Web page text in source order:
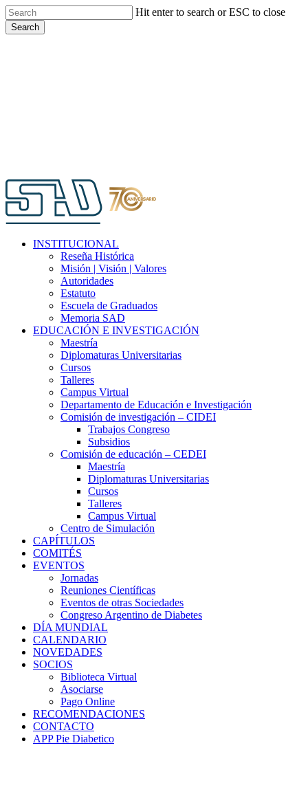
Skip
to
main
Hit enter to search or ESC to close
Search
Menu
INSTITUCIONAL
Reseña Histórica
Misión | Visión | Valores
Autoridades
Estatuto
Escuela de Graduados
Memoria SAD
EDUCACIÓN E INVESTIGACIÓN
Maestría
Diplomaturas Universitarias
Cursos
Talleres
Campus Virtual
Departamento de Educación e Investigación
Comisión de investigación – CIDEI
Trabajos Congreso
Subsidios
Comisión de educación – CEDEI
Maestría
Diplomaturas Universitarias
Cursos
Talleres
Campus Virtual
Centro de Simulación
CAPÍTULOS
COMITÉS
EVENTOS
Jornadas
Reuniones Científicas
Eventos de otras Sociedades
Congreso Argentino de Diabetes
DÍA MUNDIAL
CALENDARIO
NOVEDADES
SOCIOS
Biblioteca Virtual
Asociarse
Pago Online
RECOMENDACIONES
CONTACTO
APP Pie Diabetico